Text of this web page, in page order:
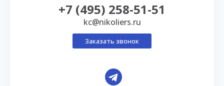
+7 (495) 258-51-51
kc@nikoliers.ru
Заказать звонок